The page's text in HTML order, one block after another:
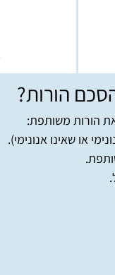
הורות?
הורות משותפת:
או שאינו אנונימי).